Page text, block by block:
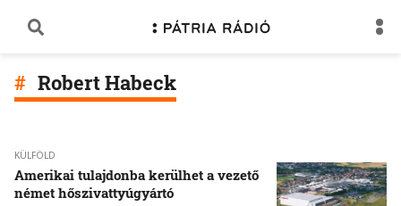
Robert Habeck
KÜLFÖLD
Amerikai tulajdonba kerülhet a vezető
német hőszivattyúgyártó